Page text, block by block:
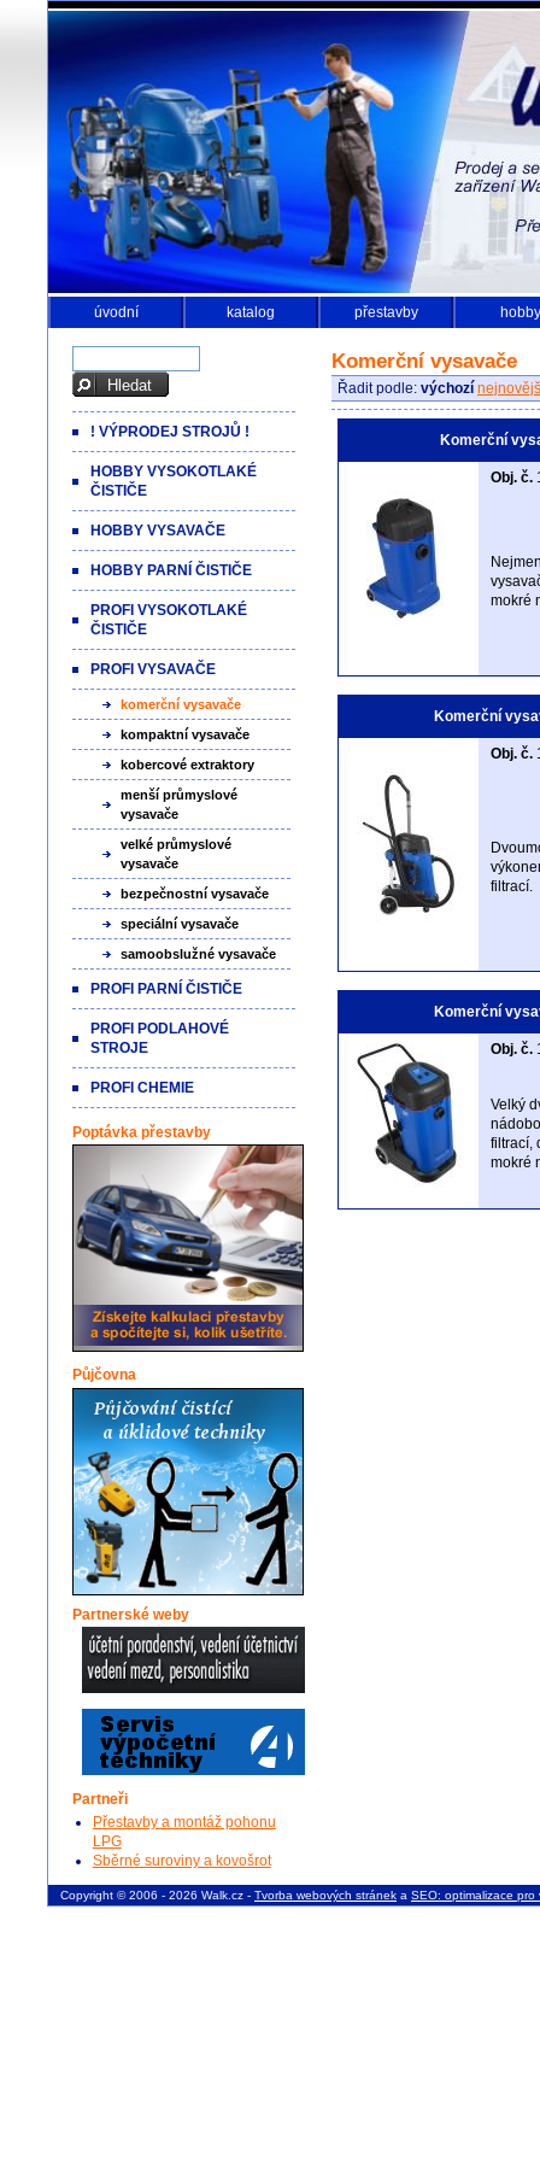
úvodní katalog přestavby hobby
Komerční vysavače
Řadit podle: výchozí
Komerční
Obj. č.
mokré
Komerční
Obj. č.
filtrací.
Komerční
Obj. č.
Velký
filtrací,
mokré
! VÝPRODEJ STROJŮ !
HOBBY VYSOKOTLAKÉ
ČISTIČE
HOBBY VYSAVAČE
HOBBY PARNÍ ČISTIČE
PROFI VYSOKOTLAKÉ
ČISTIČE
PROFI VYSAVAČE
komerční vysavače
kompaktní vysavače
kobercové extraktory
menší průmyslové
vysavače
velké průmyslové
vysavače
bezpečnostní vysavače
speciální vysavače
samoobslužné vysavače
PROFI PARNÍ ČISTIČE
PROFI PODLAHOVÉ
STROJE
PROFI CHEMIE
Poptávka přestavby
Půjčovna
Partnerské weby
Partneři
Přestavby a montáž pohonu
LPG
Sběrné suroviny a kovošrot
Copyright © 2006 - 2026 Walk.cz - Tvorba webových stránek a SEO: optimalizace pro